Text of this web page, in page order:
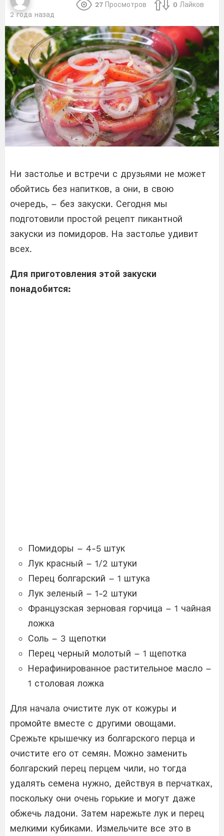
2 года назад
27 Просмотров 0 Лайков
Ни застолье и встречи с друзьями не может
обойтись без напитков, а они, в свою
очередь, – без закуски. Сегодня мы
подготовили простой рецепт пикантной
закуски из помидоров. На застолье удивит
всех.
Для приготовления этой закуски
понадобится:
Помидоры – 4-5 штук
Лук красный – 1/2 штуки
Перец болгарский – 1 штука
Лук зеленый – 1-2 штуки
Французская зерновая горчица – 1 чайная
ложка
Соль – 3 щепотки
Перец черный молотый – 1 щепотка
Нерафинированное растительное масло –
1 столовая ложка
Для начала очистите лук от кожуры и
промойте вместе с другими овощами.
Срежьте крышечку из болгарского перца и
очистите его от семян. Можно заменить
болгарский перец перцем чили, но тогда
удалять семена нужно, действуя в перчатках,
поскольку они очень горькие и могут даже
обжечь ладони. Затем нарежьте лук и перец
мелкими кубиками. Измельчите все это в